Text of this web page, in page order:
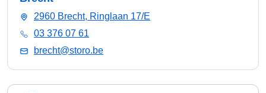
2960 Brecht, Ringlaan 17/E
03 376 07 61
brecht@storo.be